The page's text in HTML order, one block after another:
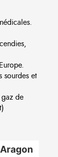
sourdes et
de